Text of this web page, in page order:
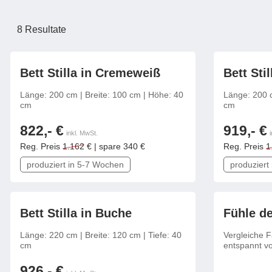
Eckschrank
Schuhschrank
Sideboard aus
8 Resultate
frei konfigurierbar
Bett Stilla in Cremeweiß
Länge: 200 cm | Breite: 100 cm | Höhe: 40
cm
822,- € inkl. MwSt.
Reg. Preis 1.162 € | spare 340 €
produziert in 5-7 Wochen
Bett
Länge: 200
cm
919,- €
Reg. Preis
produziert
frei konfigurierbar
Bett Stilla in Buche
Länge: 220 cm | Breite: 120 cm | Tiefe: 40
cm
Fühle
Vergleiche
entspannt
Hängeboards
Kommoden
Massivholz-Schränke & -Regale
Regale